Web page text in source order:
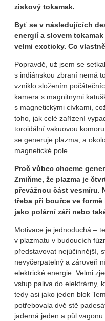
ziskový tokamak.
Byť se v následujících
energií a slovem
velmi exoticky. Co
Popravdě, už jsem se
s indiánskou zbraní nemá
vzniklo složením
kamera s magnitnymi
s magnetickými cívkami,
toho, jak celé zařízení
toroidální vakuovou
se generuje plazma, a
magnetické pole.
Proč vůbec chceme
Zmiňme, že plazma je
převážnou část vesmíru.
třeba při bouřce ve
jako polární záři nebo
Motivace je jednoduchá –
v plazmatu v budoucích
představovat nejúčinnější,
nevyčerpatelný a zároveň
elektrické energie. Velmi
vstup paliva do elektrárny,
tedy asi jako jeden blok
potřebovala dvě stě
jaderná jeden a půl